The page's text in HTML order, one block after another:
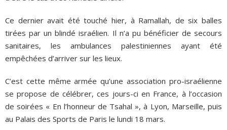
Ce dernier avait été touché hier, à Ramallah, de six balles
tirées par un blindé israélien. Il n’a pu bénéficier de secours
sanitaires, les ambulances palestiniennes ayant été
empêchées d’arriver sur les lieux.
C’est cette même armée qu’une association pro-israélienne
se propose de célébrer, ces jours-ci en France, à l’occasion
de soirées « En l’honneur de Tsahal », à Lyon, Marseille, puis
au Palais des Sports de Paris le lundi 18 mars.